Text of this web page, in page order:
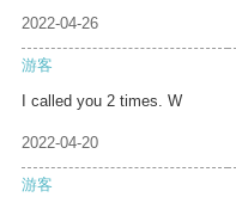
2022-04-26
游客
I called you 2 times. W
2022-04-20
游客